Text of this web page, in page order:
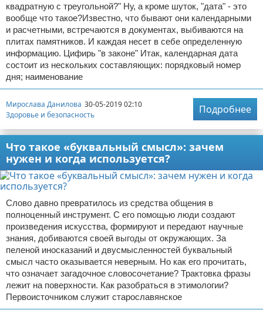
квадратную с треугольной?" Ну, а кроме шуток, "дата" - это
вообще что такое?Известно, что бывают они календарными
и расчетными, встречаются в документах, выбиваются на
плитах памятников. И каждая несет в себе определенную
информацию. Цифирь "в законе" Итак, календарная дата
состоит из нескольких составляющих: порядковый номер
дня; наименование
Мирослава Данилова 30-05-2019 02:10
Здоровье и безопасность
Подробнее
Что такое «буквальный смысл»: зачем
нужен и когда используется?
Слово давно превратилось из средства общения в
полноценный инструмент. С его помощью люди создают
произведения искусства, формируют и передают научные
знания, добиваются своей выгоды от окружающих. За
пеленой иносказаний и двусмысленностей буквальный
смысл часто оказывается неверным. Но как его прочитать,
что означает загадочное словосочетание? Трактовка фразы
лежит на поверхности. Как разобраться в этимологии?
Первоисточником служит старославянское